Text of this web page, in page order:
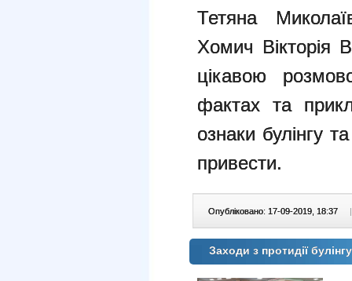
Тетяна
Хомич Вікторія
цікавою
фактах та
ознаки булінгу
привести.
Опубліковано: 17-09-2019, 18:37 |
Заходи з протидії